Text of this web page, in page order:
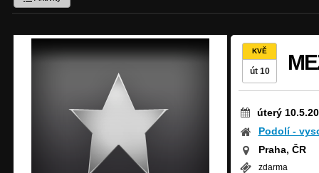
KVĚ
út 10
úterý
Podolí -
Praha, ČR
zdarma